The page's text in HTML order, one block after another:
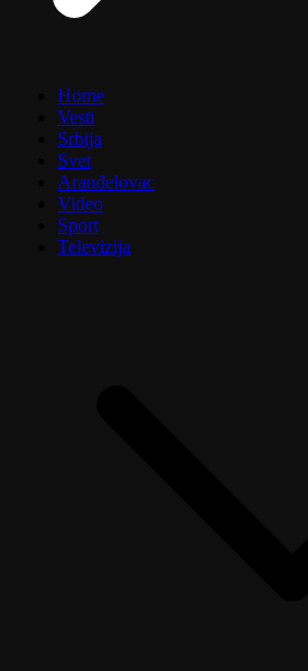
Home
Vesti
Srbija
Svet
Aranđelovac
Video
Sport
Televizija